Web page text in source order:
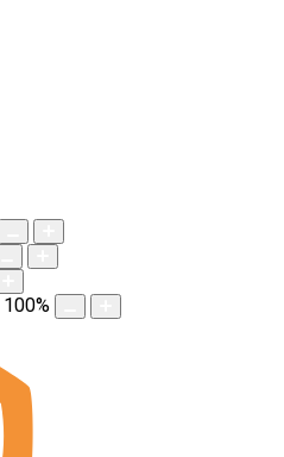
100%